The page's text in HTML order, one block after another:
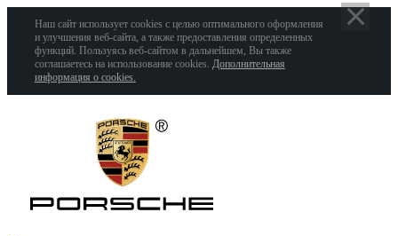
Наш сайт использует cookies с целью оптимального оформления
и улучшения веб-сайта, а также предоставления определенных
функций. Пользуясь веб-сайтом в дальнейшем, Вы также
соглашаетесь на использование cookies. Дополнительная
информация о cookies.